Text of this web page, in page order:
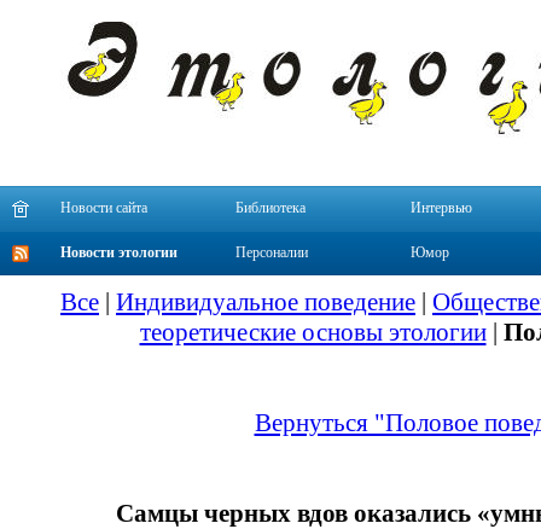
Новости сайта Библиотека Интервью
Новости этологии Персоналии Юмор
Все | Индивидуальное поведение |
теоретические основы этологии|
Вернуться "Половое
Самцы черных вдов оказались